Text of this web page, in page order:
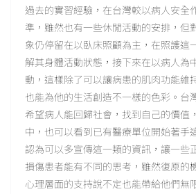
過去的實習經驗，在台灣較以病人安全
準，雖然也有一些休閒活動的安排，但
象仍停留在以臥床照顧為主，在照護這
解其身體活動狀態，接下來在以病人為
動，這樣除了可以讓病患的肌肉功能維
也能為他的生活創造不一樣的色彩。台
希望病人能回歸社會，找到自己的價值
中，也可以看到已有醫療單位開始著手
認為可以多宣傳這一類的資訊，讓一些
損傷患者能有不同的思考，雖然復原的
心理層面的支持說不定也能帶給他們無